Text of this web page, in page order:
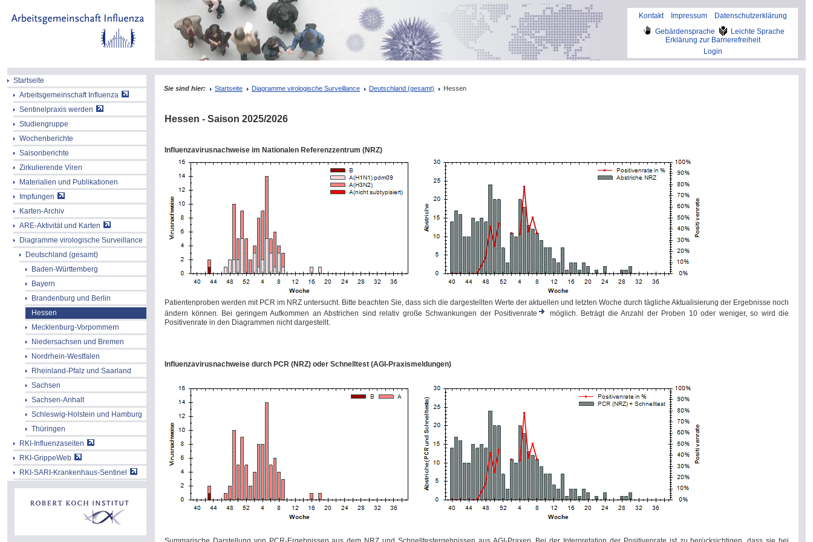
Kontakt Impressum
Datenschutzerklärung
Gebärdensprache
Leichte Sprache
Erklärung zur Barrierefreiheit
Login
Startseite
Arbeitsgemeinschaft Influenza
Sentinelpraxis werden
Studiengruppe
Wochenberichte
Saisonberichte
Zirkulierende Viren
Materialien und Publikationen
Impfungen
Karten-Archiv
ARE-Aktivität und Karten
Diagramme virologische Surveillance
Deutschland (gesamt)
Baden-Württemberg
Bayern
Brandenburg und Berlin
Hessen
Mecklenburg-Vorpommern
Niedersachsen und Bremen
Nordrhein-Westfalen
Rheinland-Pfalz und Saarland
Sachsen
Sachsen-Anhalt
Schleswig-Holstein und Hamburg
Thüringen
RKI-Influenzaseiten
RKI-GrippeWeb
RKI-SARI-Krankenhaus-Sentinel
Sie sind hier: Startseite Diagramme virologische Surveillance Deutschland (gesamt) Hessen
Hessen - Saison 2025/2026
Influenzavirusnachweise im Nationalen Referenzzentrum (NRZ)
Patientenproben werden mit PCR im NRZ untersucht. Bitte beachten Sie, dass sich die dargestellten Werte der aktuellen und letzten Woche durch tägliche Aktualisierung der Ergebnisse noch
ändern können. Bei geringem Aufkommen an Abstrichen sind relativ große Schwankungen der Positivenrate
möglich. Beträgt die Anzahl der Proben 10 oder weniger, so wird die
Positivenrate in den Diagrammen nicht dargestellt.
Influenzavirusnachweise durch PCR (NRZ) oder Schnelltest (AGI-Praxismeldungen)